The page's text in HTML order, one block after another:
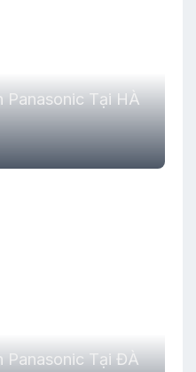
Panasonic Tại HÀ
Panasonic Tại ĐÀ